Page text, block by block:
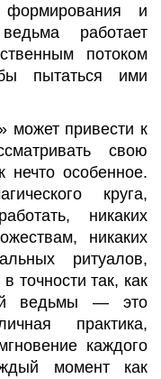
и
работает
потоком
пытаться ими
может привести к
свою
нечто особенное.
круга,
никаких
никаких
ритуалов,
точности так, как
ведьмы— это
практика,
каждого
момент как